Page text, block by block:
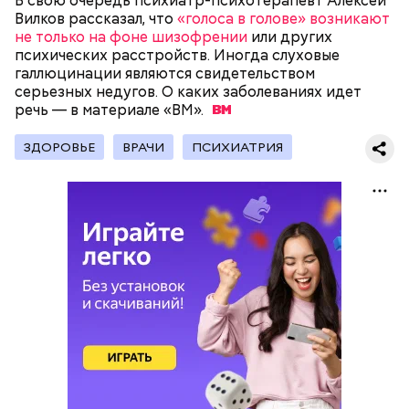
Вилков рассказал, что «голоса в голове» возникают
не только на фоне шизофрении или других
психических расстройств. Иногда слуховые
галлюцинации являются свидетельством
серьезных недугов. О каких заболеваниях идет
речь — в материале «ВМ».
ЗДОРОВЬЕ ВРАЧИ ПСИХИАТРИЯ
кремний — укрепляет кости, зубы, волосы и
ногти и оказывает омолаживающее действие;
Вред дыни